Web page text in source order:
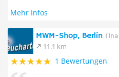
Mehr Infos
MWM-Shop, Berlin
11.1 km
1 Bewertungen